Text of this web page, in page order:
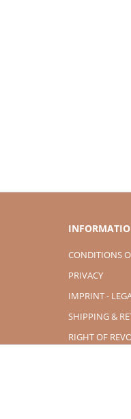
CONDITIONS
PRIVACY
IMPRINT -
SHIPPING &
RIGHT OF